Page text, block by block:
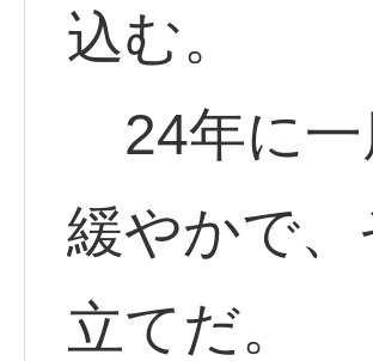
込む。
24年に一
緩やかで
立てだ。